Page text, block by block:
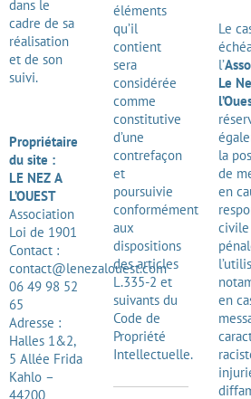
dans le
cadre de sa
réalisation
et de son
suivi.
Propriétaire
du site :
LE NEZ A
L’OUEST
Association
Loi de 1901
Contact :
contact@lenezalouest.com
06 49 98 52
65
Adresse :
Halles 1&2,
5 Allée Frida
Kahlo –
44200
éléments
qu’il
contient
sera
considérée
comme
constitutive
d’une
contrefaçon
et
poursuivie
conformément
aux
dispositions
des articles
L.335-2 et
suivants du
Code de
Propriété
Intellectuelle.
Le
l’
Le
la
de
en
en